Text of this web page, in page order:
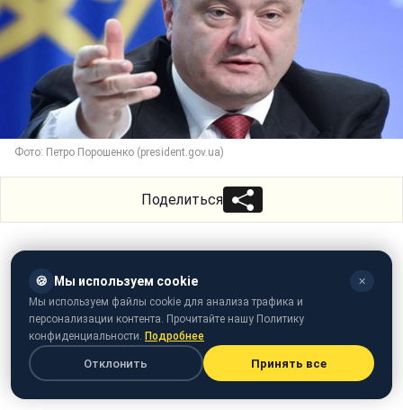
Фото: Петро Порошенко (president.gov.ua)
Поделиться
🍪 Мы используем cookie ✕
Мы используем файлы cookie для анализа трафика и
персонализации контента. Прочитайте нашу Политику
конфиденциальности. Подробнее
Отклонить Принять все